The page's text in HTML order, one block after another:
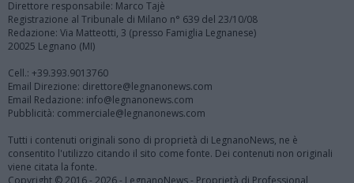
Direttore responsabile: Marco Tajè
Registrazione al Tribunale di Milano n° 639 del 23/10/08
Redazione: Via Matteotti, 3 (presso Famiglia Legnanese)
20025 Legnano (MI)
Cell.: +39.393.9013760
Email Direzione: direttore@legnanonews.com
Email Redazione: info@legnanonews.com
Pubblicità: commerciale@legnanonews.com
Tutti i contenuti originali sono di proprietà di LegnanoNews, ne è
consentito l'utilizzo citando il sito come fonte. Dei contenuti non originali
viene citata la fonte.
Copyright © 2016 - 2026 - LegnanoNews - Proprietà di Professional